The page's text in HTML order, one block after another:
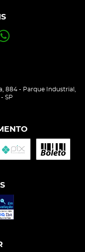
884- Parque Industrial,
- SP